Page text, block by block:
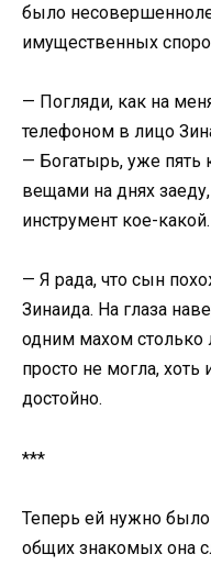
было
имущественных
— Погляди, как на
телефоном в лицо
— Богатырь, уже пять
вещами на днях
инструмент кое-какой.
— Я рада, что сын
Зинаида. На глаза
одним махом столько
просто не могла, хоть
достойно.
***
Теперь ей нужно
общих знакомых она